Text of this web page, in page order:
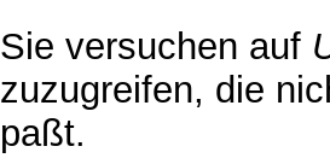
Sie versuchen auf
zuzugreifen, die
paßt.